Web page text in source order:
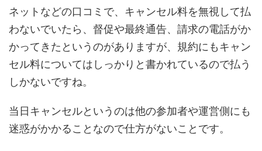
ネットなどの口コミで、キャンセル料を無視して払
わないでいたら、督促や最終通告、請求の電話がか
かってきたというのがありますが、規約にもキャン
セル料についてはしっかりと書かれているので払う
しかないですね。
当日キャンセルというのは他の参加者や運営側にも
迷惑がかかることなので仕方がないことです。